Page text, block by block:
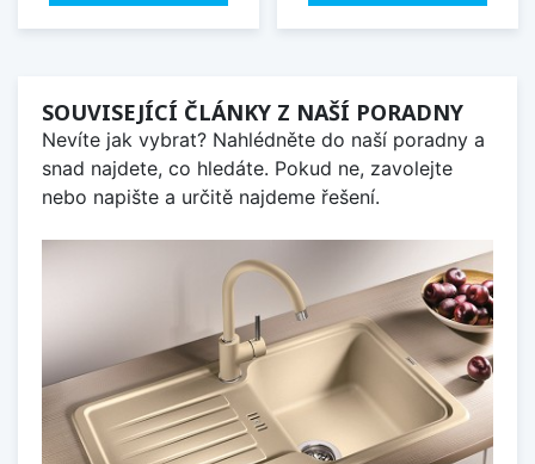
SOUVISEJÍCÍ ČLÁNKY Z NAŠÍ PORADNY
Nevíte jak vybrat? Nahlédněte do naší poradny a
snad najdete, co hledáte. Pokud ne, zavolejte
nebo napište a určitě najdeme řešení.